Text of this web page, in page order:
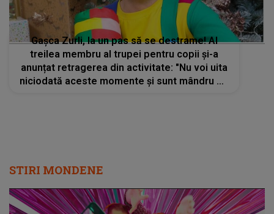
Gașca Zurli, la un pas să se destrame! Al
treilea membru al trupei pentru copii și-a
anunțat retragerea din activitate: "Nu voi uita
niciodată aceste momente și sunt mândru de
STIRI MONDENE